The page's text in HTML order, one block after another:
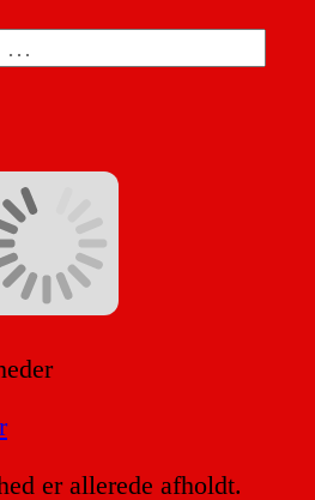
er allerede afholdt.